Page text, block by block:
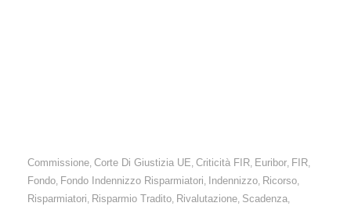
Commissione, Corte Di Giustizia UE, Criticità FIR, Euribor, FIR,
Fondo, Fondo Indennizzo Risparmiatori, Indennizzo, Ricorso,
Risparmiatori, Risparmio Tradito, Rivalutazione, Scadenza,